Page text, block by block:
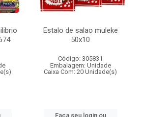
Estalo de salao muleke
50x10
Código: 305831
Embalagem: Unidade
Caixa Com: 20 Unidade(s)
Faça seu login ou